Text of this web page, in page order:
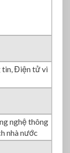
tin, Điện tử vi
nghệ thông
nhà nước